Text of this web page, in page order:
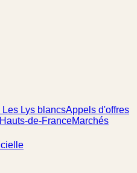
Lys blancsAppels d'offres
de-FranceMarchés